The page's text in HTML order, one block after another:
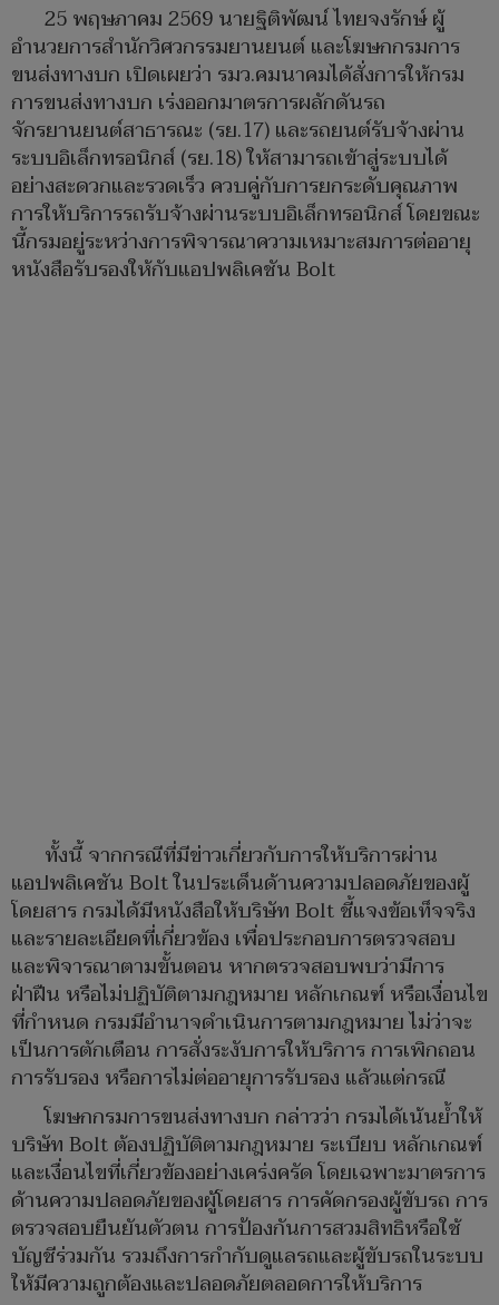
25 พฤษภาคม 2569 นายฐิติพัฒน์ ไทยจงรักษ์ ผู้
อำนวยการสำนักวิศวกรรมยานยนต์ และโฆษกกรมการ
ขนส่งทางบก เปิดเผยว่า รมว.คมนาคมได้สั่งการให้กรม
การขนส่งทางบก เร่งออกมาตรการผลักดันรถ
จักรยานยนต์สาธารณะ (รย.17) และรถยนต์รับจ้างผ่าน
ระบบอิเล็กทรอนิกส์ (รย.18) ให้สามารถเข้าสู่ระบบได้
อย่างสะดวกและรวดเร็ว ควบคู่กับการยกระดับคุณภาพ
การให้บริการรถรับจ้างผ่านระบบอิเล็กทรอนิกส์ โดยขณะ
นี้กรมอยู่ระหว่างการพิจารณาความเหมาะสมการต่ออายุ
หนังสือรับรองให้กับแอปพลิเคชัน Bolt
ทั้งนี้ จากกรณีที่มีข่าวเกี่ยวกับการให้บริการผ่าน
แอปพลิเคชัน Bolt ในประเด็นด้านความปลอดภัยของผู้
โดยสาร กรมได้มีหนังสือให้บริษัท Bolt ชี้แจงข้อเท็จจริง
และรายละเอียดที่เกี่ยวข้อง เพื่อประกอบการตรวจสอบ
และพิจารณาตามขั้นตอน หากตรวจสอบพบว่ามีการ
ฝ่าฝืน หรือไม่ปฏิบัติตามกฎหมาย หลักเกณฑ์ หรือเงื่อนไข
ที่กำหนด กรมมีอำนาจดำเนินการตามกฎหมาย ไม่ว่าจะ
เป็นการตักเตือน การสั่งระงับการให้บริการ การเพิกถอน
การรับรอง หรือการไม่ต่ออายุการรับรอง แล้วแต่กรณี
โฆษกกรมการขนส่งทางบก กล่าวว่า กรมได้เน้นย้ำให้
บริษัท Bolt ต้องปฏิบัติตามกฎหมาย ระเบียบ หลักเกณฑ์
และเงื่อนไขที่เกี่ยวข้องอย่างเคร่งครัด โดยเฉพาะมาตรการ
ด้านความปลอดภัยของผู้โดยสาร การคัดกรองผู้ขับรถ การ
ตรวจสอบยืนยันตัวตน การป้องกันการสวมสิทธิหรือใช้
บัญชีร่วมกัน รวมถึงการกำกับดูแลรถและผู้ขับรถในระบบ
ให้มีความถูกต้องและปลอดภัยตลอดการให้บริการ